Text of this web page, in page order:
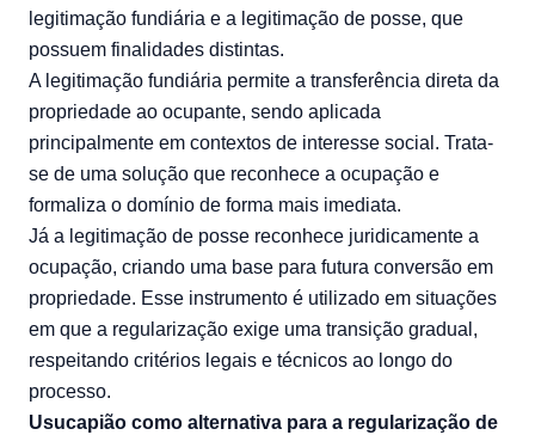
legitimação fundiária e a legitimação de posse, que
possuem finalidades distintas.
A legitimação fundiária permite a transferência direta da
propriedade ao ocupante, sendo aplicada
principalmente em contextos de interesse social. Trata-
se de uma solução que reconhece a ocupação e
formaliza o domínio de forma mais imediata.
Já a legitimação de posse reconhece juridicamente a
ocupação, criando uma base para futura conversão em
propriedade. Esse instrumento é utilizado em situações
em que a regularização exige uma transição gradual,
respeitando critérios legais e técnicos ao longo do
processo.
Usucapião como alternativa para a regularização de